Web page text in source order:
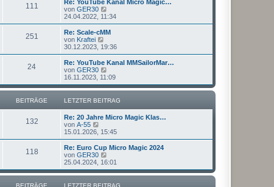
r
g
B
e
i
r
g
r
111
Re: YouTube Kanal Micro Magic…
von GER30
e
u
e
t
r
B
e
i
t
a
g
24.04.2022, 11:34
251
Re: Scale-cMM
von Kraftei
e
u
e
s
t
r
B
e
i
t
a
g
30.12.2023, 19:36
24
Re: YouTube Kanal MMSailorMar…
von GER30
e
u
e
s
r
e
i
t
a
g
16.11.2023, 11:09
BEITRÄGE LETZTER BEITRAG
132
Re: 20 Jahre Micro Magic Klas…
von A-55
e
u
e
s
t
r
B
15.01.2026, 15:45
118
Re: Euro Cup Micro Magic 2024
von GER30
e
u
e
s
25.04.2024, 16:01
BEITRÄGE LETZTER BEITRAG